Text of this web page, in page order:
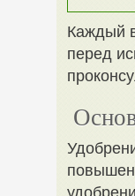
Каждый
перед